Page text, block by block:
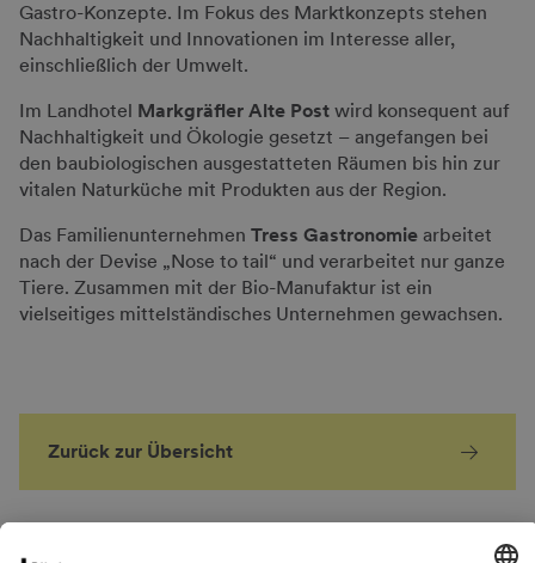
Gastro-Konzepte. Im Fokus des Marktkonzepts stehen
Nachhaltigkeit und Innovationen im Interesse aller,
einschließlich der Umwelt.
Im Landhotel Markgräfler Alte Post wird konsequent auf
Nachhaltigkeit und Ökologie gesetzt – angefangen bei
den baubiologischen ausgestatteten Räumen bis hin zur
vitalen Naturküche mit Produkten aus der Region.
Das Familienunternehmen Tress Gastronomie arbeitet
nach der Devise „Nose to tail“ und verarbeitet nur ganze
Tiere. Zusammen mit der Bio-Manufaktur ist ein
vielseitiges mittelständisches Unternehmen gewachsen.
Zurück zur Übersicht